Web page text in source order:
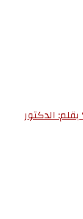
الدكتور